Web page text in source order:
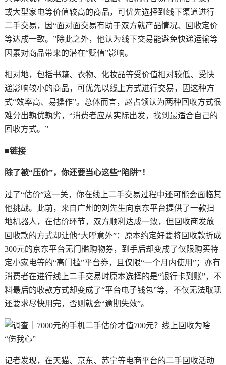
或大型家电等价值较高的商品，可优先选择到线下渠道进行
二手交易，因“面对面交易有助于双方就产品情况、回收定价
等达成一致。”除此之外，他认为线下交易能避免快递运输等
因素对商品带来的潜在“贬值”影响。
相对地，包括书籍、衣物、化妆品等受价值相对较低、受快
递影响较小的商品，可优先以线上方式进行交易，因这种方
式“效率高、易操作”。总体而言，赵占领认为两种回收方式很
难分出孰优孰劣，“消费者应从实际出发，找到最适合自己的
回收方式。”
■链接
除了被“压价”，你还要当心这些“陷阱”！
过了“估价”这一关，你在线上二手交易过程中还可能会面临其
他挑战。此前，来自广州的刘先生向京东平台提供了一款扫
地机器人，在估价环节，双方顺利达成一致，但回收商发放
回收款的方式却让他“大呼意外”：原本约定好要将回收款折成
300元的京东平台无门槛购物券，到手后却变成了仅限购买特
定小家电等的“高门槛”平台券，且仅限“一个月内使用”；亦有
消费者在进行线上二手交易时原本选择的是“银行卡到账”，不
料最后的收款方式却变成了“平台电子钱包”等，不仅无法取现
还要求尽快用完，否则就会“逾期失效”。
记者发现，在天猫、京东、苏宁等电商平台的二手回收活动